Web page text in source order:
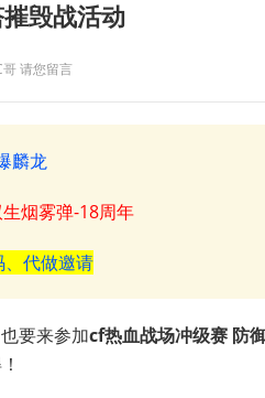
毁战活动
哥 请您留言
麟龙
烟雾弹-18周年
、代做邀请
也要来参加cf热血战场冲级赛 防